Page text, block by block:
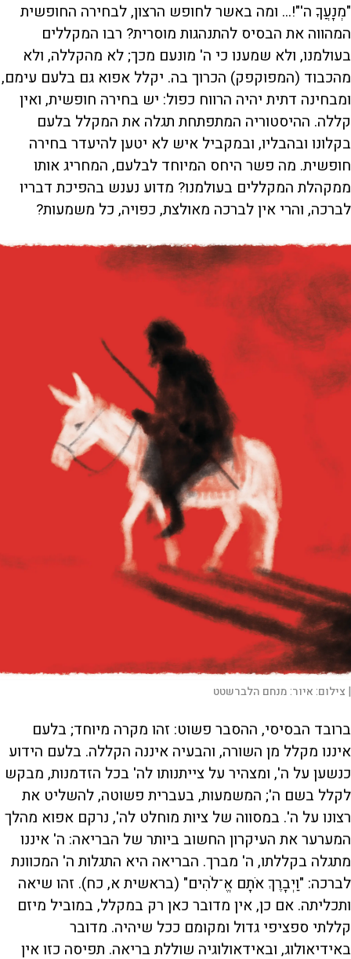
"מְנָעֲךָ ה'"!... ומה באשר לחופש הרצון, לבחירה החופשית
המהווה את הבסיס להתנהגות מוסרית? רבו המקללים
בעולמנו, ולא שמענו כי ה' מונעם מכך; לא מהקללה, ולא
מהכבוד (המפוקפק) הכרוך בה. יקלל אפוא גם בלעם עימם,
ומבחינה דתית יהיה הרווח כפול: יש בחירה חופשית, ואין
קללה. ההיסטוריה המתפתחת תגלה את המקלל בלעם
בקלונו ובהבליו, ובמקביל איש לא יטען להיעדר בחירה
חופשית. מה פשר היחס המיוחד לבלעם, המחריג אותו
ממקהלת המקללים בעולמנו? מדוע נענש בהפיכת דבריו
לברכה, והרי אין לברכה מאולצת, כפויה, כל משמעות?
| צילום:איור: מנחם הלברשטט
ברובד הבסיסי, ההסבר פשוט: זהו מקרה מיוחד; בלעם
איננו מקלל מן השורה, והבעיה איננה הקללה. בלעם הידוע
כנשען על ה', ומצהיר על צייתנותו לה' בכל הזדמנות, מבקש
לקלל בשם ה'; המשמעות, בעברית פשוטה, להשליט את
רצונו על ה'. במסווה של ציות מוחלט לה', נרקם אפוא מהלך
המערער את העיקרון החשוב ביותר של הבריאה: ה' איננו
מתגלה בקללתו, ה' מברך. הבריאה היא התגלות ה' המכוונת
לברכה: "וַיְבָרֶךְ אֹתָם אֱ־לֹהִים" (בראשית א, כח). זהו שיאה
ותכליתה. אם כן, אין מדובר כאן רק במקלל, במוביל מיזם
קללתי ספציפי גדול ומקומם ככל שיהיה. מדובר
באידיאולוג, ובאידאולוגיה שוללת בריאה. תפיסה כזו אין